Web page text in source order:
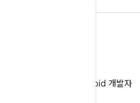
WeChat에서 Android 개발자